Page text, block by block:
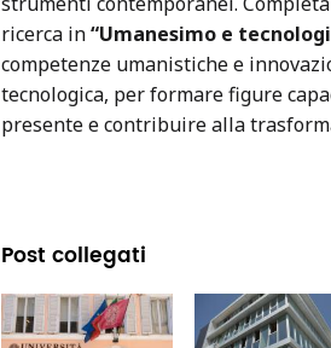
ricerca in“Umanesimo e
competenze umanistiche e
tecnologica, per formare figure
presente e contribuire alla
Post collegati